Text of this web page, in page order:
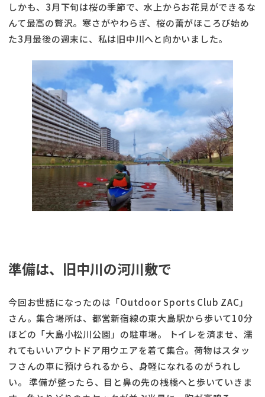
しかも、3月下旬は桜の季節で、水上からお花見ができるな
んて最高の贅沢。寒さがやわらぎ、桜の蕾がほころび始め
た3月最後の週末に、私は旧中川へと向かいました。
準備は、旧中川の河川敷で
今回お世話になったのは「Outdoor Sports Club ZAC」
さん。集合場所は、都営新宿線の東大島駅から歩いて10分
ほどの「大島小松川公園」の駐車場。 トイレを済ませ、濡
れてもいいアウトドア用ウエアを着て集合。荷物はスタッ
フさんの車に預けられるから、身軽になれるのがうれし
い。 準備が整ったら、目と鼻の先の桟橋へと歩いていきま